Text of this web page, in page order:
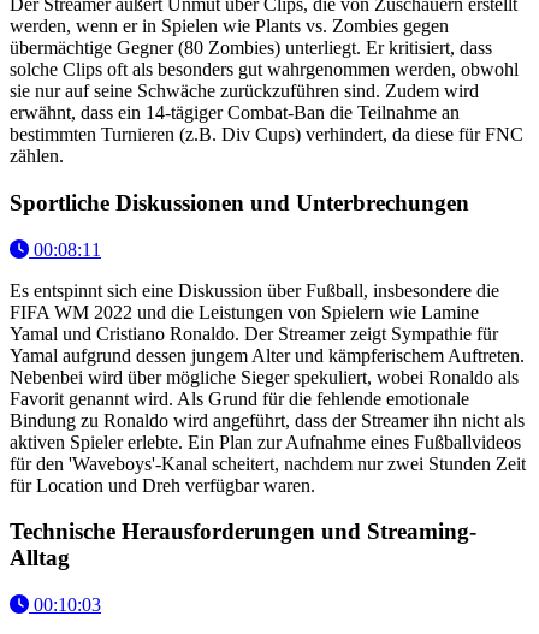
Der Streamer äußert Unmut über Clips, die von Zuschauern erstellt
werden, wenn er in Spielen wie Plants vs. Zombies gegen
übermächtige Gegner (80 Zombies) unterliegt. Er kritisiert, dass
solche Clips oft als besonders gut wahrgenommen werden, obwohl
sie nur auf seine Schwäche zurückzuführen sind. Zudem wird
erwähnt, dass ein 14-tägiger Combat-Ban die Teilnahme an
bestimmten Turnieren (z.B. Div Cups) verhindert, da diese für FNC
zählen.
Sportliche Diskussionen und Unterbrechungen
00:08:11
Es entspinnt sich eine Diskussion über Fußball, insbesondere die
FIFA WM 2022 und die Leistungen von Spielern wie Lamine
Yamal und Cristiano Ronaldo. Der Streamer zeigt Sympathie für
Yamal aufgrund dessen jungem Alter und kämpferischem Auftreten.
Nebenbei wird über mögliche Sieger spekuliert, wobei Ronaldo als
Favorit genannt wird. Als Grund für die fehlende emotionale
Bindung zu Ronaldo wird angeführt, dass der Streamer ihn nicht als
aktiven Spieler erlebte. Ein Plan zur Aufnahme eines Fußballvideos
für den 'Waveboys'-Kanal scheitert, nachdem nur zwei Stunden Zeit
für Location und Dreh verfügbar waren.
Technische Herausforderungen und Streaming-
Alltag
00:10:03